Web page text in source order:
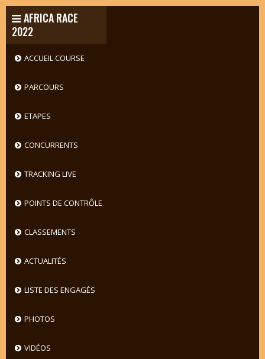
AFRICA RACE
2022
ACCUEIL COURSE
PARCOURS
ETAPES
CONCURRENTS
TRACKING LIVE
POINTS DE CONTRÔLE
CLASSEMENTS
ACTUALITÉS
LISTE DES ENGAGÉS
PHOTOS
VIDÉOS